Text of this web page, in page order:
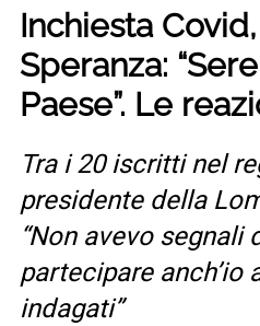
Inchiesta
Speranza:
Paese”. Le
Tra i 20 iscritti nel
presidente della
“Non avevo segnali
partecipare anch’io
indagati”